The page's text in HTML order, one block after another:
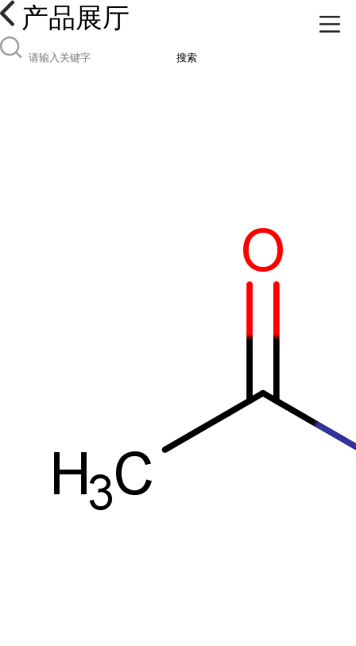
产品展厅
搜索